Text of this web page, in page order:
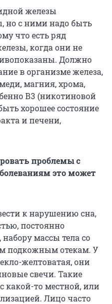
железы
но с ними надо быть
что есть ряд
когда они не
Должно
в организме железа,
магния, хрома,
В3 (никотиновой
хорошее состояние
и печени,
проблемы с
это может
к нарушению сна,
постоянно
массы тела со
подкожным отекам. У
желтоватая, они
свечи. Такие
какой-то местной, или
Лицо часто